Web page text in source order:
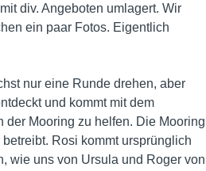
div. Angeboten umlagert. Wir
ein paar Fotos. Eigentlich
nur eine Runde drehen, aber
und kommt mit dem
der Mooring zu helfen. Die Mooring
betreibt. Rosi kommt ursprünglich
wie uns von Ursula und Roger von